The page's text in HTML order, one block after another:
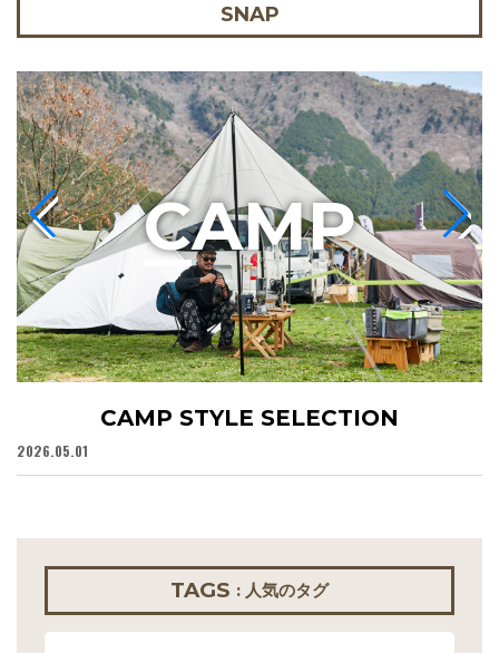
SNAP
CAMP STYLE SELECTION
2026.05.01
CAMP
TAGS : 人気のタグ